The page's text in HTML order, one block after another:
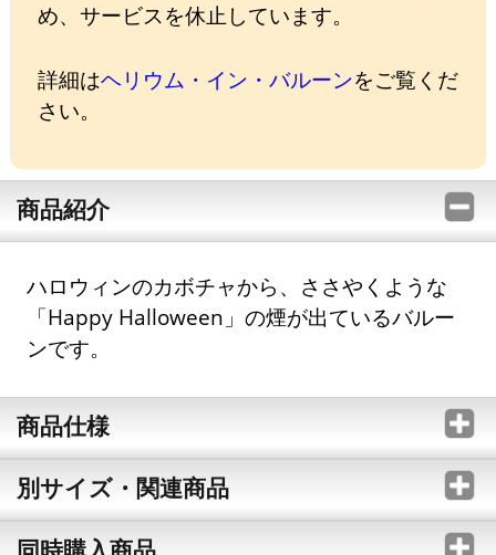
め、サービスを休止しています。
詳細はヘリウム・イン・バルーンをご覧くだ
さい。
商品紹介
ハロウィンのカボチャから、ささやくような
「Happy Halloween」の煙が出ているバルー
ンです。
商品仕様
別サイズ・関連商品